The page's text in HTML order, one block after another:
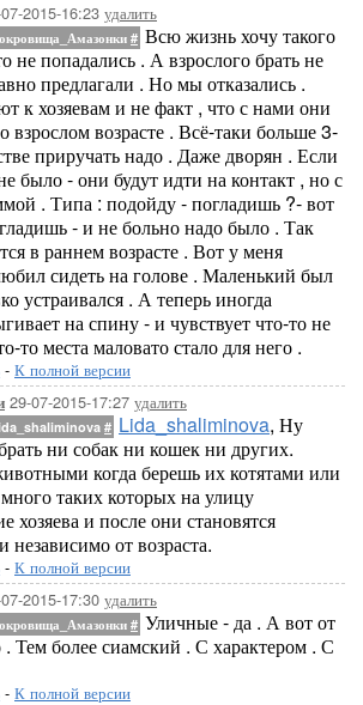
2015-16:23 удалить
# Всю жизнь хочу такого
не попадались . А взрослого брать не
предлагали . Но мы отказались .
к хозяевам и не факт , что с нами они
взрослом возрасте . Всё-таки больше 3-
приручать надо . Даже дворян . Если
было - они будут идти на контакт , но с
. Типа : подойду - погладишь ?- вот
- и не больно надо было . Так
в раннем возрасте . Вот у меня
сидеть на голове . Маленький был
устраивался . А теперь иногда
на спину - и чувствует что-то не
то места маловато стало для него .
- К полной версии
29-07-2015-17:27 удалить
# Lida_shaliminova, Ну
ни собак ни кошек ни других.
когда берешь их котятами или
таких которых на улицу
и после они становятся
от возраста.
- К полной версии
2015-17:30 удалить
# Уличные - да . А вот от
. Тем более сиамский . С характером . С
- К полной версии